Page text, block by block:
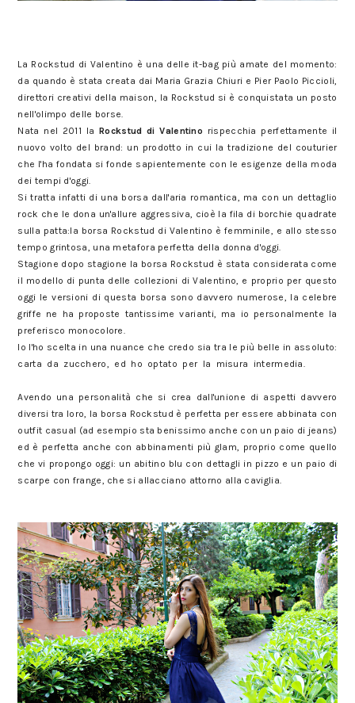
La Rockstud di Valentino è una delle it-bag più amate del momento:
da quando è stata creata dai Maria Grazia Chiuri e Pier Paolo Piccioli,
direttori creativi della maison, la Rockstud si è conquistata un posto
nell'olimpo delle borse.
Nata nel 2011 la Rockstud di Valentino rispecchia perfettamente il
nuovo volto del brand: un prodotto in cui la tradizione del couturier
che l'ha fondata si fonde sapientemente con le esigenze della moda
dei tempi d'oggi.
Si tratta infatti di una borsa dall'aria romantica, ma con un dettaglio
rock che le dona un'allure aggressiva, cioè la fila di borchie quadrate
sulla patta:la borsa Rockstud di Valentino è femminile, e allo stesso
tempo grintosa, una metafora perfetta della donna d'oggi.
Stagione dopo stagione la borsa Rockstud è stata considerata come
il modello di punta delle collezioni di Valentino, e proprio per questo
oggi le versioni di questa borsa sono davvero numerose, la celebre
griffe ne ha proposte tantissime varianti, ma io personalmente la
preferisco monocolore.
Io l'ho scelta in una nuance che credo sia tra le più belle in assoluto:
carta da zucchero, ed ho optato per la misura intermedia.
Avendo una personalità che si crea dall'unione di aspetti davvero
diversi tra loro, la borsa Rockstud è perfetta per essere abbinata con
outfit casual (ad esempio sta benissimo anche con un paio di jeans)
ed è perfetta anche con abbinamenti più glam, proprio come quello
che vi propongo oggi: un abitino blu con dettagli in pizzo e un paio di
scarpe con frange, che si allacciano attorno alla caviglia.